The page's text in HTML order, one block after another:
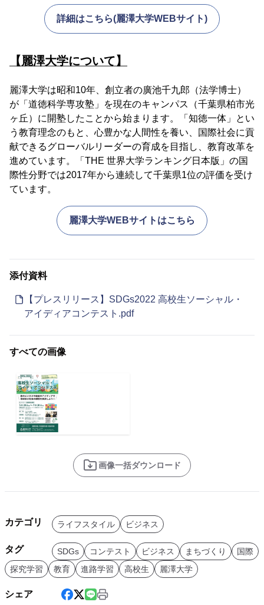
詳細はこちら(麗澤大学WEBサイト)
【麗澤大学について】
麗澤大学は昭和10年、創立者の廣池千九郎（法学博士）
が「道徳科学専攻塾」を現在のキャンパス（千葉県柏市光
ヶ丘）に開塾したことから始まります。「知徳一体」とい
う教育理念のもと、心豊かな人間性を養い、国際社会に貢
献できるグローバルリーダーの育成を目指し、教育改革を
進めています。「THE 世界大学ランキング日本版」の国
際性分野では2017年から連続して千葉県1位の評価を受け
ています。
麗澤大学WEBサイトはこちら
添付資料
【プレスリリース】SDGs2022 高校生ソーシャル・
アイディアコンテスト.pdf
すべての画像
画像一括ダウンロード
カテゴリ ライフスタイル ビジネス
タグ SDGs コンテスト ビジネス まちづくり
国際
探究学習
教育 進路学習 高校生 麗澤大学
シェア